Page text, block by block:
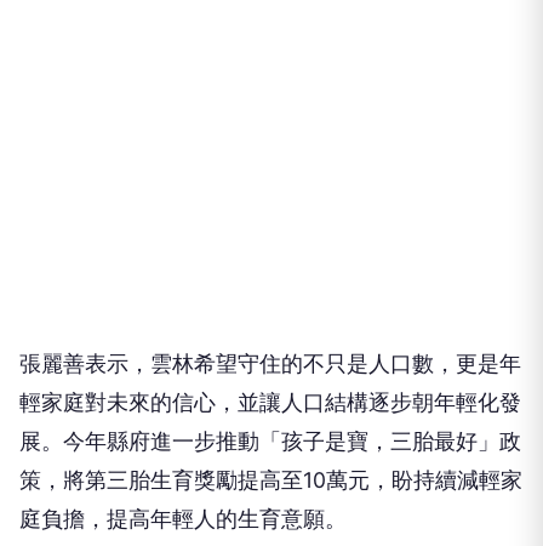
張麗善表示，雲林希望守住的不只是人口數，更是年
輕家庭對未來的信心，並讓人口結構逐步朝年輕化發
展。今年縣府進一步推動「孩子是寶，三胎最好」政
策，將第三胎生育獎勵提高至10萬元，盼持續減輕家
庭負擔，提高年輕人的生育意願。